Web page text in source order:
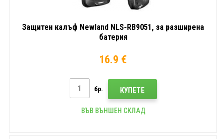
Защитен калъф Newland NLS-RB9051, за разширена
батерия
16.9 €
бр. КУПЕТЕ
ВЪВ ВЪНШЕН СКЛАД